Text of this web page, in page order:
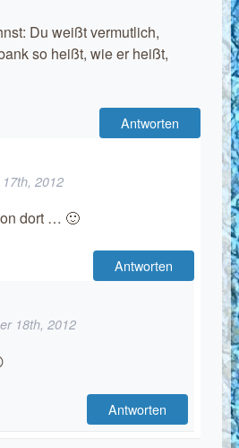
Du weißt vermutlich,
so heißt, wie er heißt,
Antworten
2012
dort … 🙂
Antworten
18th, 2012
Antworten